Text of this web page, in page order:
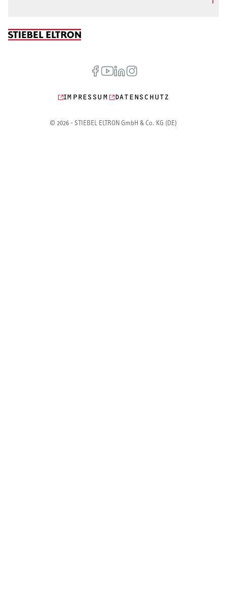
IMPRESSUM DATENSCHUTZ
© 2026 - STIEBEL ELTRON GmbH & Co. KG (DE)